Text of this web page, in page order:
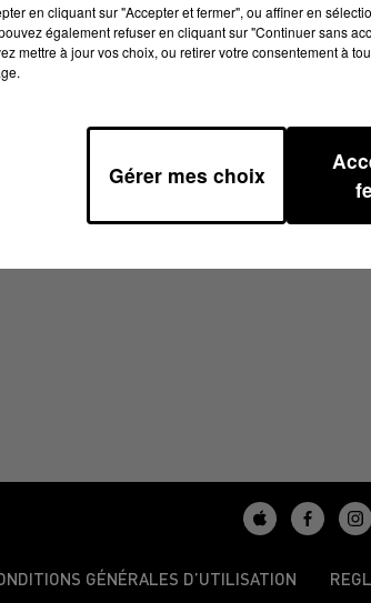
13H36
GÉNÉRALES D’UTILISATION
en cliquant sur "Accepter et fermer", ou affiner en
également refuser en cliquant sur "Continuer sans
mettre à jour vos choix, ou retirer votre consentement à
Gérer mes choix